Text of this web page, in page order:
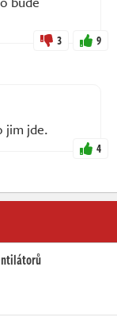
3 9
jim jde.
4